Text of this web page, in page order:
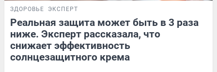
ЗДОРОВЬЕ ЭКСПЕРТ
Реальная защита может быть в 3 раза
ниже. Эксперт рассказала, что
снижает эффективность
солнцезащитного крема